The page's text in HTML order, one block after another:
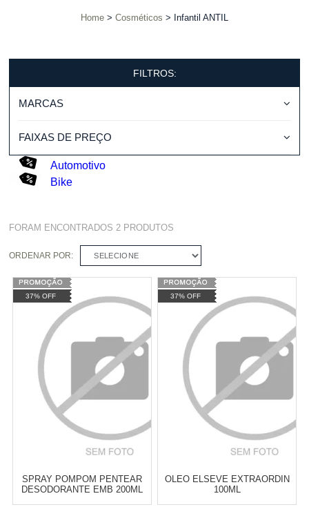
Home Cosméticos Infantil ANTIL
FILTROS:
MARCAS
FAIXAS DE PREÇO
Automotivo
Bike
FORAM ENCONTRADOS2 PRODUTOS
ORDENAR POR: SELECIONE
37% OFF
SPRAY POMPOM PENTEAR
DESODORANTE EMB 200ML
37% OFF
OLEO ELSEVE EXTRAORDIN
100ML